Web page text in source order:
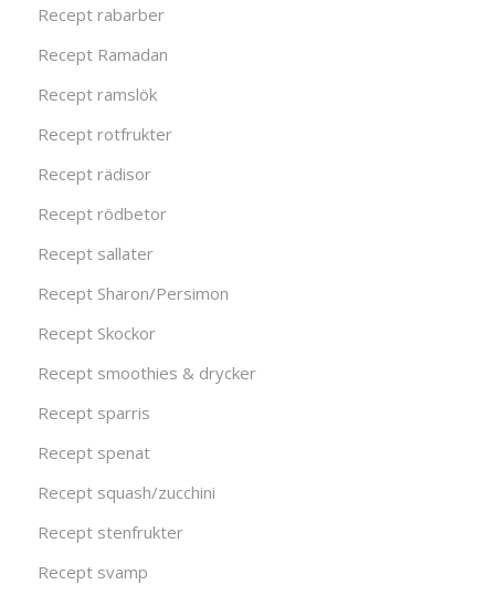
Recept rabarber
Recept Ramadan
Recept ramslök
Recept rotfrukter
Recept rädisor
Recept rödbetor
Recept sallater
Recept Sharon/Persimon
Recept Skockor
Recept smoothies & drycker
Recept sparris
Recept spenat
Recept squash/zucchini
Recept stenfrukter
Recept svamp